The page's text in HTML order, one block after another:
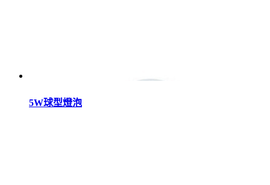
5W球型燈泡